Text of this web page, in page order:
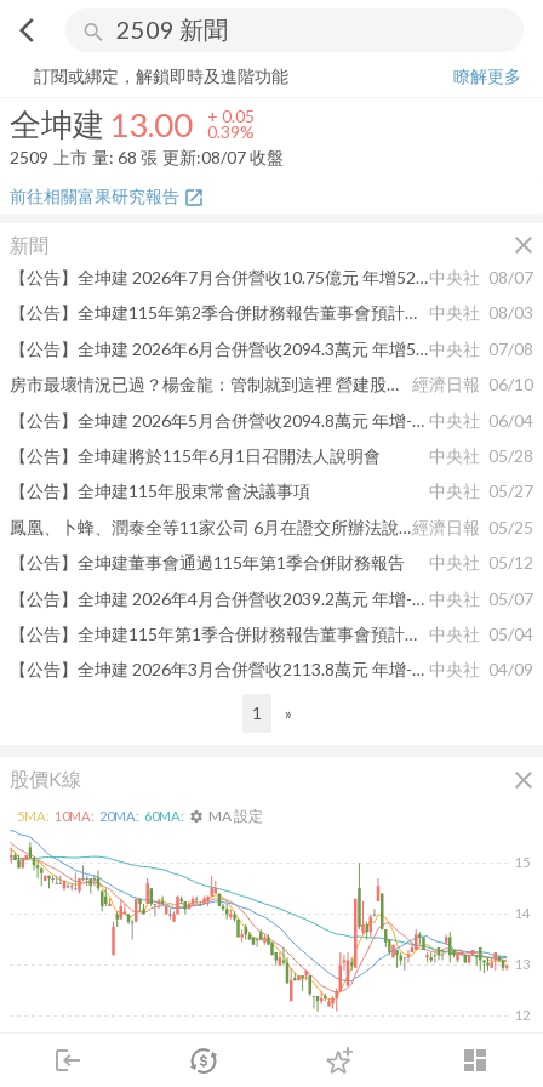
arrow_back_ios search
login dashboard
市場 登入
全坤建 13.00 + 0.39%
訂閱或綁定，解鎖即時及進階功能
瞭解更多
全坤建 13.00 + 0.05
0.39%
2509
上市 量: 68 張 更新:08/07 收盤
前往相關富果研究報告 open_in_new
新聞 close
【公告】全坤建 2026年7月合併營收10.75億元 年增5220.18%中央社 08/07
【公告】全坤建115年第2季合併財務報告董事會預計召開日期為115年8月11日
中央社 08/03
【公告】全坤建 2026年6月合併營收2094.3萬元 年增5.68%中央社 07/08
房市最壞情況已過？楊金龍：管制就到這裡 營建股逾十檔漲停
經濟日報 06/10
【公告】全坤建 2026年5月合併營收2094.8萬元 年增-0.65% 中央社 06/04
【公告】全坤建將於115年6月1日召開法人說明會
中央社 05/28
【公告】全坤建115年股東常會決議事項
中央社 05/27
鳳凰、卜蜂、潤泰全等11家公司 6月在證交所辦法說會經濟日報 05/25
【公告】全坤建董事會通過115年第1季合併財務報告
中央社 05/12
【公告】全坤建 2026年4月合併營收2039.2萬元 年增-8.59% 中央社 05/07
【公告】全坤建115年第1季合併財務報告董事會預計召開日期為115年5月12日
中央社 05/04
【公告】全坤建 2026年3月合併營收2113.8萬元 年增-11.17% 中央社 04/09
1 »
股價K線 close
2026/02/10 2026/04/10 2026/05/28 2026/07/16
12
13
14
15
5MA: 10MA: 20MA: 60MA: settings MA 設定